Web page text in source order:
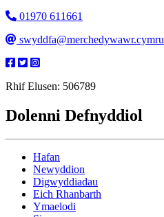
01970 611661
swyddfa@merchedywawr.cymru
Rhif Elusen: 506789
Dolenni Defnyddiol
Hafan
Newyddion
Digwyddiadau
Eich Rhanbarth
Ymaelodi